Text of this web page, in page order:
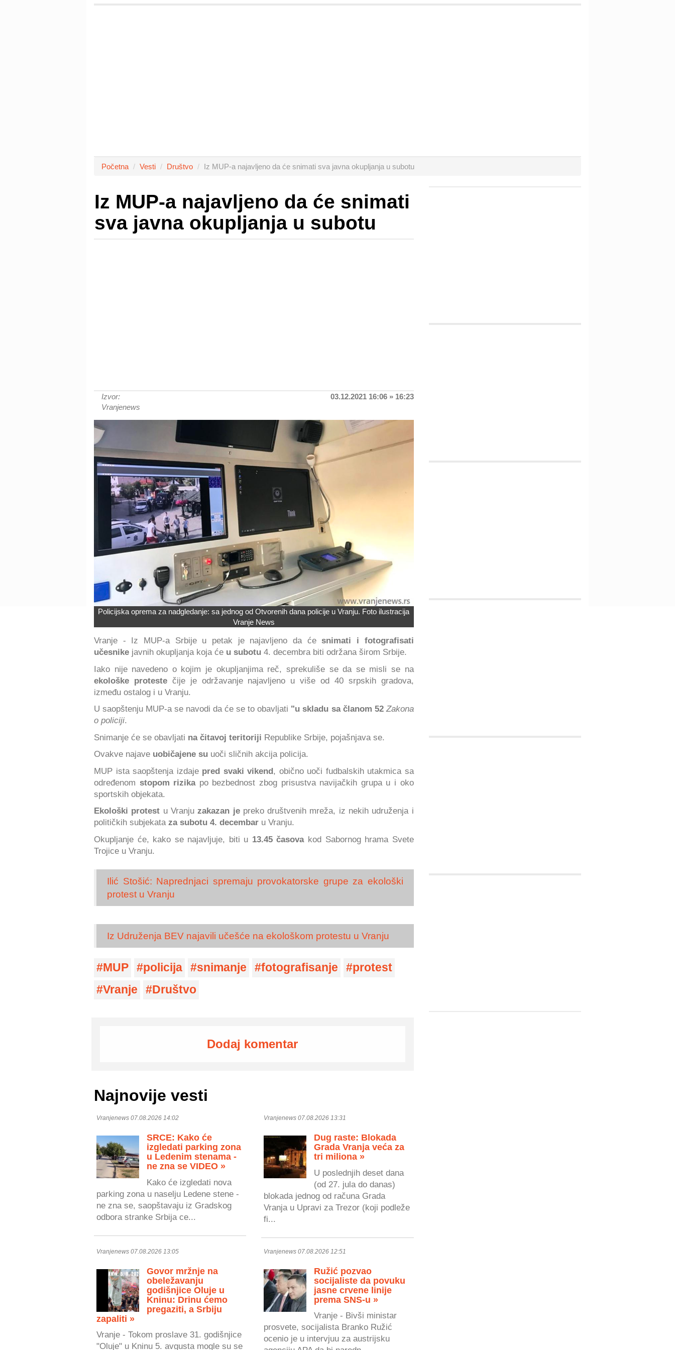
Početna Vesti Društvo Iz MUP-a najavljeno da će snimati sva javna okupljanja u subotu
Iz MUP-a najavljeno da će snimati
sva javna okupljanja u subotu
Izvor:
Vranjenews
03.12.2021 16:06 » 16:23
Policijska oprema za nadgledanje: sa jednog od Otvorenih dana policije u Vranju. Foto ilustracija
Vranje News
Vranje - Iz MUP-a Srbije u petak je najavljeno da ćesnimati i fotografisati
učesnike javnih okupljanja koja će u subotu 4. decembra biti održana širom Srbije.
Iako nije navedeno o kojim je okupljanjima reč, sprekuliše se da se misli se na
ekološke protestečije je održavanje najavljeno u više od 40 srpskih gradova,
između ostalog i u Vranju.
U saopštenju MUP-a se navodi da će se to obavljati "u skladu sa članom 52 Zakona
o policiji.
Snimanje će se obavljati na čitavoj teritoriji Republike Srbije, pojašnjava se.
Ovakve najave uobičajene su uoči sličnih akcija policija.
MUP ista saopštenja izdajepred svaki vikend, obično uoči fudbalskih utakmica sa
određenom stopom rizikapo bezbednost zbog prisustva navijačkih grupa u i oko
sportskih objekata.
Ekološki protest u Vranjuzakazan jepreko društvenih mreža, iz nekih udruženja i
političkih subjekata za subotu 4. decembar u Vranju.
Okupljanje će, kako se najavljuje, biti u 13.45 časovakod Sabornog hrama Svete
Trojice u Vranju.
Ilić Stošić: Naprednjaci spremaju provokatorske grupe za ekološki
protest u Vranju
Iz Udruženja BEV najavili učešće na ekološkom protestu u Vranju
MUP policija snimanje fotografisanje
protest
Vranje
Društvo
Dodaj komentar
Najnovije vesti
Vranjenews 07.08.2026 14:02
SRCE: Kako će
izgledati parking zona
u Ledenim stenama -
ne zna se VIDEO »
Kako će izgledati nova
parking zona u naselju Ledene stene -
ne zna se, saopštavaju iz Gradskog
odbora stranke Srbija ce...
Vranjenews 07.08.2026 13:31
Dug raste: Blokada
Grada Vranja veća za
tri miliona »
U poslednjih deset dana
(od 27. jula do danas)
blokada jednog od računa Grada
Vranja u Upravi za Trezor (koji podleže
fi...
Vranjenews 07.08.2026 13:05
Govor mržnje na
obeležavanju
godišnjice Oluje u
Kninu: Drinu ćemo
pregaziti, a Srbiju
zapaliti »
Vranje - Tokom proslave 31. godišnjice
"Oluje" u Kninu 5. avgusta mogle su se
Vranjenews 07.08.2026 12:51
Ružić pozvao
socijaliste da povuku
jasne crvene linije
prema SNS-u »
Vranje - Bivši ministar
prosvete, socijalista Branko Ružić
ocenio je u intervjuu za austrijsku